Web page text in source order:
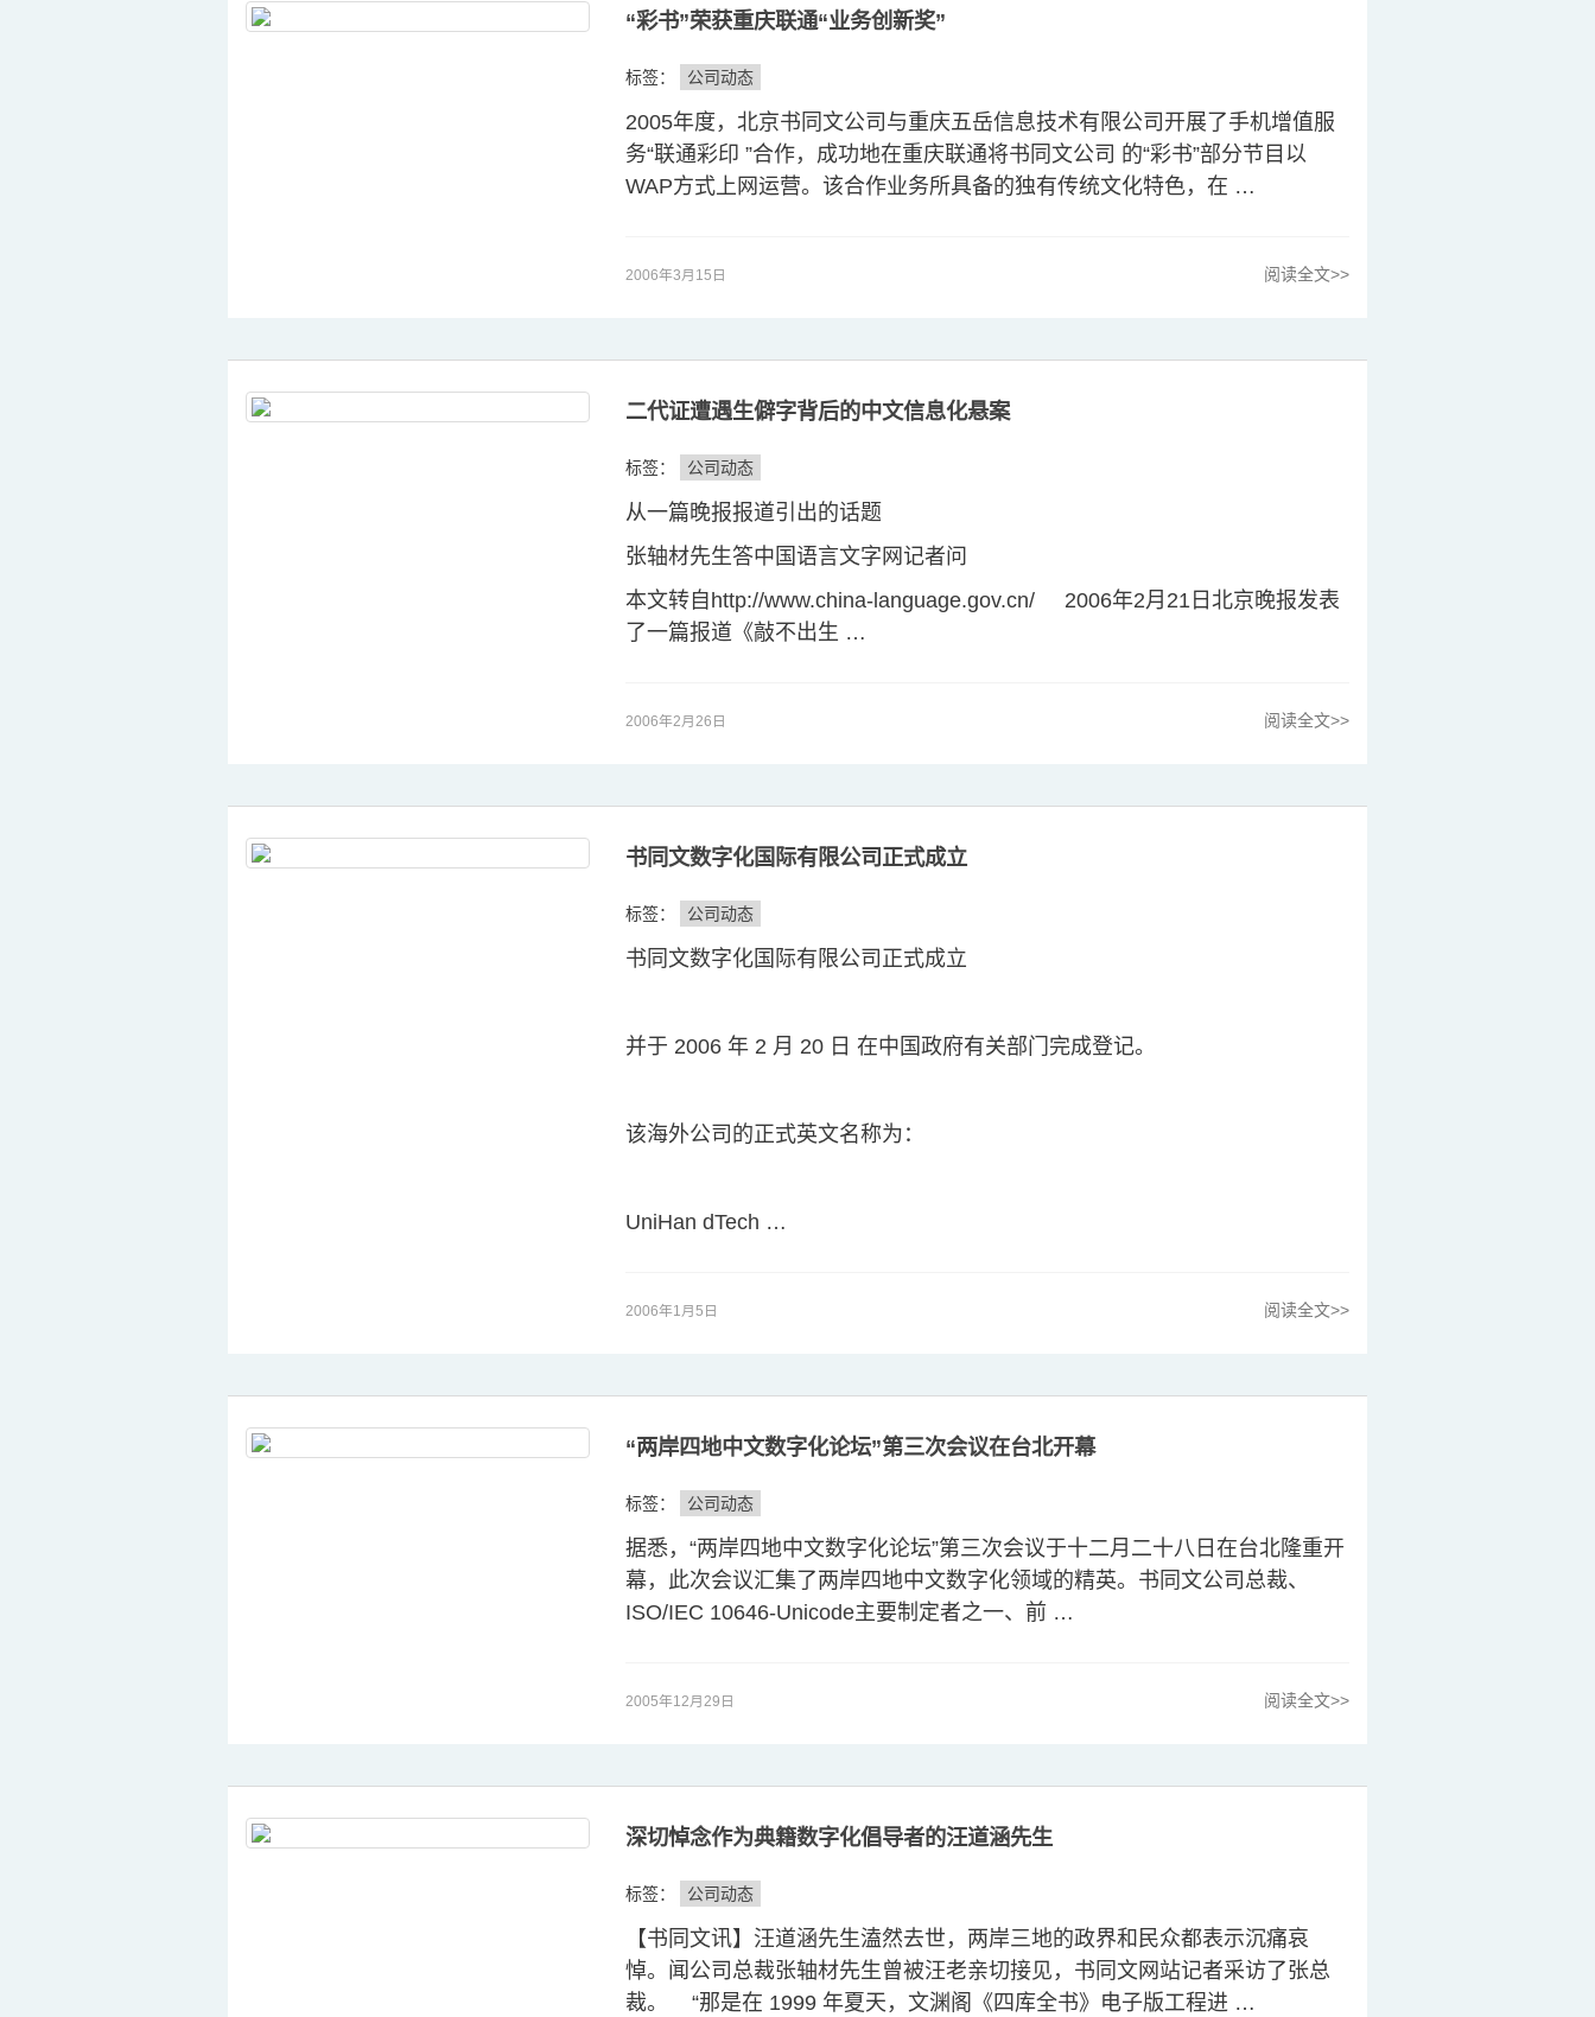
“彩书”荣获重庆联通“业务创新奖”
标签： 公司动态
2005年度，北京书同文公司与重庆五岳信息技术有限公司开展了手机增值服
务“联通彩印 ”合作，成功地在重庆联通将书同文公司 的“彩书”部分节目以
WAP方式上网运营。该合作业务所具备的独有传统文化特色，在 …
2006年3月15日 阅读全文>>
二代证遭遇生僻字背后的中文信息化悬案
标签： 公司动态
从一篇晚报报道引出的话题
张轴材先生答中国语言文字网记者问
本文转自http://www.china-language.gov.cn/ 2006年2月21日北京晚报发表
了一篇报道《敲不出生 …
2006年2月26日 阅读全文>>
书同文数字化国际有限公司正式成立
标签： 公司动态
书同文数字化国际有限公司正式成立
并于 2006 年 2 月 20 日 在中国政府有关部门完成登记。
该海外公司的正式英文名称为：
UniHan dTech …
2006年1月5日 阅读全文>>
“两岸四地中文数字化论坛”第三次会议在台北开幕
标签： 公司动态
据悉，“两岸四地中文数字化论坛”第三次会议于十二月二十八日在台北隆重开
幕，此次会议汇集了两岸四地中文数字化领域的精英。书同文公司总裁、
ISO/IEC 10646-Unicode主要制定者之一、前 …
2005年12月29日 阅读全文>>
深切悼念作为典籍数字化倡导者的汪道涵先生
标签： 公司动态
【书同文讯】汪道涵先生溘然去世，两岸三地的政界和民众都表示沉痛哀
悼。闻公司总裁张轴材先生曾被汪老亲切接见，书同文网站记者采访了张总
裁。 “那是在 1999 年夏天，文渊阁《四库全书》电子版工程进 …